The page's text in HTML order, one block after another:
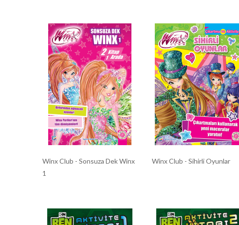
Winx Club - Sonsuza Dek Winx
1
Winx Club - Sihirli Oyunlar